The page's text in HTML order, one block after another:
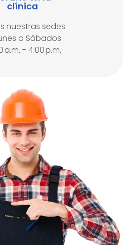
clínica
nuestras sedes
a Sábados
a.m. - 4:00 p.m.